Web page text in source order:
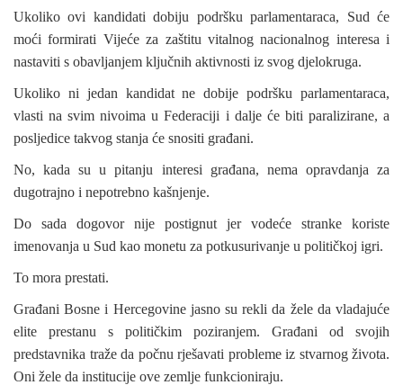
Ukoliko ovi kandidati dobiju podršku parlamentaraca, Sud će
moći formirati Vijeće za zaštitu vitalnog nacionalnog interesa i
nastaviti s obavljanjem ključnih aktivnosti iz svog djelokruga.
Ukoliko ni jedan kandidat ne dobije podršku parlamentaraca,
vlasti na svim nivoima u Federaciji i dalje će biti paralizirane, a
posljedice takvog stanja će snositi građani.
No, kada su u pitanju interesi građana, nema opravdanja za
dugotrajno i nepotrebno kašnjenje.
Do sada dogovor nije postignut jer vodeće stranke koriste
imenovanja u Sud kao monetu za potkusurivanje u političkoj igri.
To mora prestati.
Građani Bosne i Hercegovine jasno su rekli da žele da vladajuće
elite prestanu s političkim poziranjem. Građani od svojih
predstavnika traže da počnu rješavati probleme iz stvarnog života.
Oni žele da institucije ove zemlje funkcioniraju.